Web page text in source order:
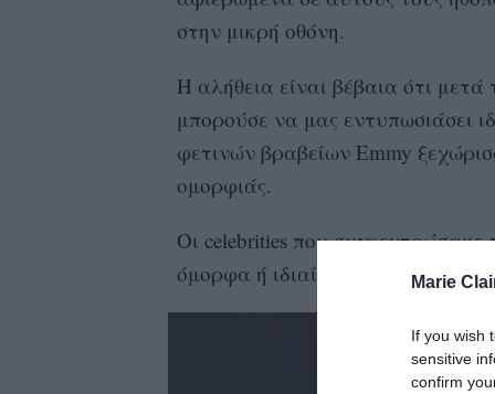
Marie
If you wish
sensitive
confirm
στην μικρή οθόνη.
Η αλήθεια είναι βέβαια ότι μετά
μπορούσε να μας εντυπωσιάσει
φετινών βραβείων Emmy
ομορφιάς.
Οι celebrities που συγκεντρώσαμε
όμορφα ή ιδιαίτερα
beauty looks